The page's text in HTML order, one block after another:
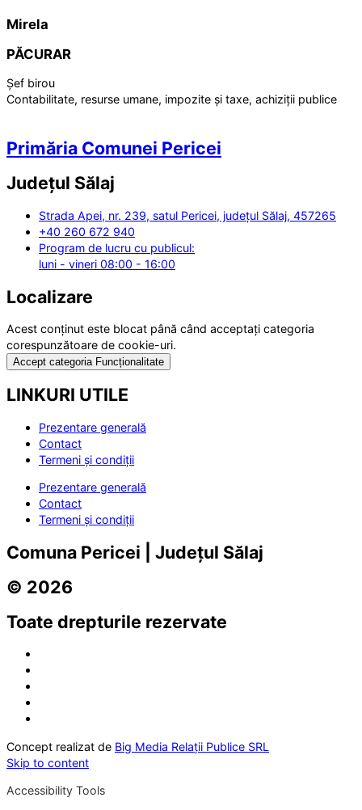
Mirela
PĂCURAR
Șef birou
Contabilitate, resurse umane, impozite și taxe, achiziții publice
Primăria Comunei Pericei
Județul Sălaj
Strada Apei, nr. 239, satul Pericei, județul Sălaj, 457265
+40 260 672 940
Program de lucru cu publicul:
luni - vineri 08:00 - 16:00
Localizare
Acest conținut este blocat până când acceptați categoria
corespunzătoare de cookie-uri.
Accept categoria Funcționalitate
LINKURI UTILE
Prezentare generală
Contact
Termeni și condiții
Prezentare generală
Contact
Termeni și condiții
Comuna Pericei | Județul Sălaj
© 2026
Toate drepturile rezervate
Concept realizat de Big Media Relații Publice SRL
Skip to content
Accessibility Tools